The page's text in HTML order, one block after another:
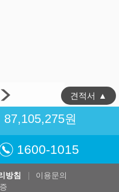
87,105,275원
견적서 ▲
1600-1015
방침
이용문의